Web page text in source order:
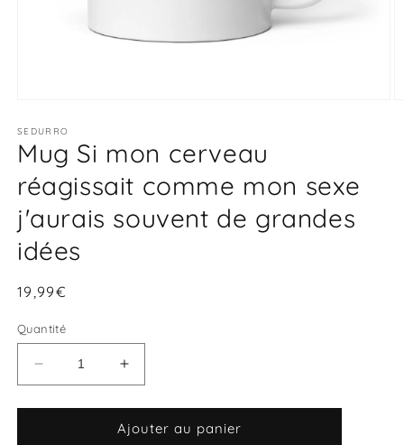
média
1
dans
fenêtre
modale
SEDURRO
Mug Si mon cerveau
réagissait comme mon sexe
j'aurais souvent de grandes
idées
Prix
19,99€
Quantité
Réduire
la
quantité
Augmenter
la
quantité
de
Ajouter au panier